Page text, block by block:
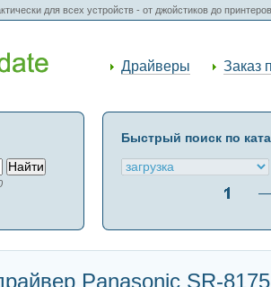
для всех устройств - от джойстиков до
Драйверы Заказ
Быстрый поиск по
Panasonic SR-